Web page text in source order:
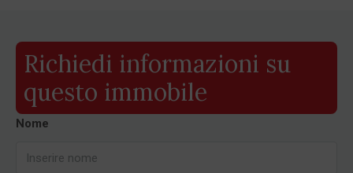
Richiedi informazioni su
questo immobile
Nome